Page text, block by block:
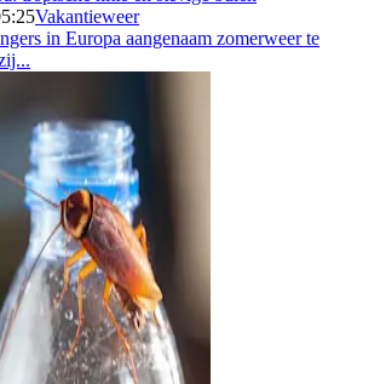
Vakantieweer
in Europa aangenaam zomerweer te